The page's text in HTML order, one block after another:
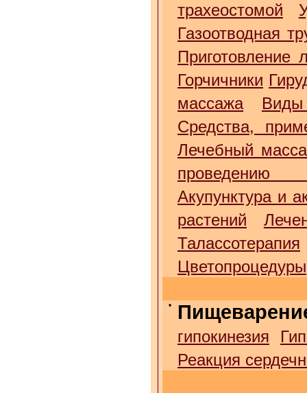
трахеостомой
Газоотводная
Приготовление
Горчичники
массажа
Средства,
Лечебный
проведению
Акупунктура и
растений
Талассотерапия
Цветопроцедуры
•
гипокинезия
Реакция